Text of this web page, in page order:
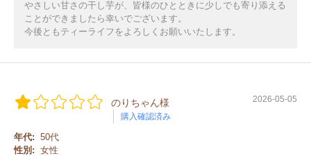
やさしい甘さの干し芋が、皆様のひとときに少しでも寄り添える
ことができましたら幸いでございます。
今後ともティーライフをよろしくお願いいたします。
のりちゃん様
購入確認済み
2026-05-05
年代: 50代
性別: 女性